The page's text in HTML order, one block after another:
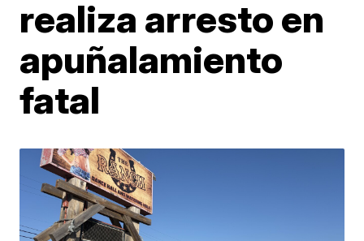
realiza arresto en
apuñalamiento
fatal